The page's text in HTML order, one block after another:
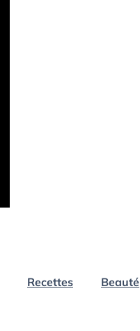
Recettes Beauté